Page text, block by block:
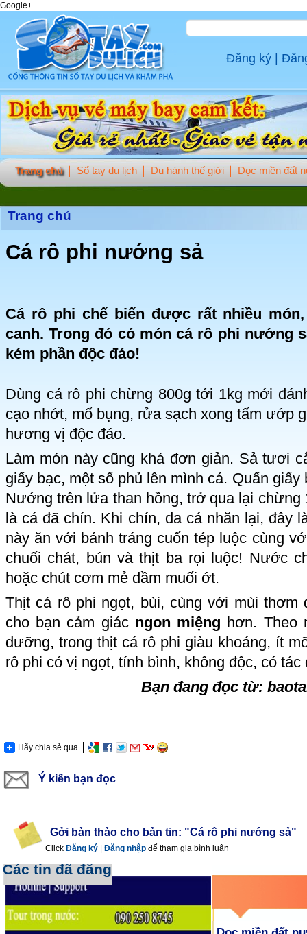
Google+
Đăng ký
Trang chủ Sổ tay du lịch Du hành thế giới Dọc miền đất
Trang chủ
Cá rô phi nướng sả
Cá rô phi chế biến được rất nhiều
canh. Trong đó có món cá rô phi nướng
kém phần độc đáo!
Dùng cá rô phi chừng 800g tới 1kg mới
cạo nhớt, mổ bụng, rửa sạch xong tẩm ướp
hương vị độc đáo.
Làm món này cũng khá đơn giản. Sả tươi
giấy bạc, một số phủ lên mình cá. Quấn
Nướng trên lửa than hồng, trở qua lại
là cá đã chín. Khi chín, da cá nhăn lại, đây
này ăn với bánh tráng cuốn tép luộc cùng
chuối chát, bún và thịt ba rọi luộc! Nước
hoặc chút cơm mẻ dầm muối ớt.
Thịt cá rô phi ngọt, bùi, cùng với mùi thơm
cho bạn cảm giác ngon miệng hơn. Theo
dưỡng, trong thịt cá rô phi giàu khoáng, ít
rô phi có vị ngọt, tính bình, không độc, có
Bạn đang đọc từ:
Hãy chia sẻ qua
Ý kiến bạn đọc
Gởi bản thảo cho bản tin: "Cá rô phi nướng sả"
Click Đăng ký Đăng nhập để tham gia bình luận
Các tin đã đăng